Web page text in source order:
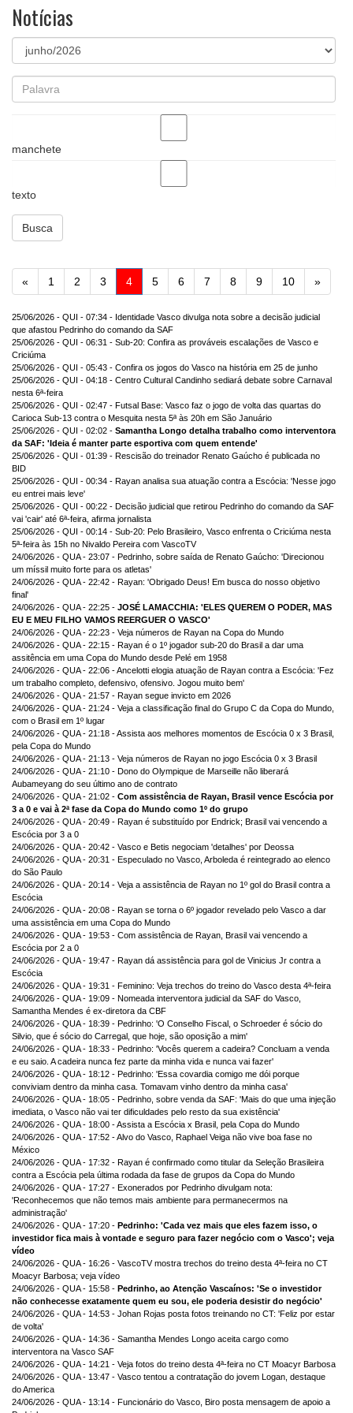
Notícias
manchete
texto
Busca
« Anterior
1 2 3 4 5 6 7 8 9 10 »
25/06/2026 - QUI - 07:34 - Identidade Vasco divulga nota sobre a decisão judicial
que afastou Pedrinho do comando da SAF
25/06/2026 - QUI - 06:31 - Sub-20: Confira as prováveis escalações de Vasco e
Criciúma
25/06/2026 - QUI - 05:43 - Confira os jogos do Vasco na história em 25 de junho
25/06/2026 - QUI - 04:18 - Centro Cultural Candinho sediará debate sobre Carnaval
nesta 6ª-feira
25/06/2026 - QUI - 02:47 - Futsal Base: Vasco faz o jogo de volta das quartas do
Carioca Sub-13 contra o Mesquita nesta 5ª às 20h em São Januário
25/06/2026 - QUI - 02:02 - Samantha Longo detalha trabalho como interventora
da SAF: 'Ideia é manter parte esportiva com quem entende'
25/06/2026 - QUI - 01:39 - Rescisão do treinador Renato Gaúcho é publicada no
BID
25/06/2026 - QUI - 00:34 - Rayan analisa sua atuação contra a Escócia: 'Nesse jogo
eu entrei mais leve'
25/06/2026 - QUI - 00:22 - Decisão judicial que retirou Pedrinho do comando da SAF
vai 'cair' até 6ª-feira, afirma jornalista
25/06/2026 - QUI - 00:14 - Sub-20: Pelo Brasileiro, Vasco enfrenta o Criciúma nesta
5ª-feira às 15h no Nivaldo Pereira com VascoTV
24/06/2026 - QUA - 23:07 - Pedrinho, sobre saída de Renato Gaúcho: 'Direcionou
um míssil muito forte para os atletas'
24/06/2026 - QUA - 22:42 - Rayan: 'Obrigado Deus! Em busca do nosso objetivo
final'
24/06/2026 - QUA - 22:25 - JOSÉ LAMACCHIA: 'ELES QUEREM O PODER, MAS
EU E MEU FILHO VAMOS REERGUER O VASCO'
24/06/2026 - QUA - 22:23 - Veja números de Rayan na Copa do Mundo
24/06/2026 - QUA - 22:15 - Rayan é o 1º jogador sub-20 do Brasil a dar uma
assitência em uma Copa do Mundo desde Pelé em 1958
24/06/2026 - QUA - 22:06 - Ancelotti elogia atuação de Rayan contra a Escócia: 'Fez
um trabalho completo, defensivo, ofensivo. Jogou muito bem'
24/06/2026 - QUA - 21:57 - Rayan segue invicto em 2026
24/06/2026 - QUA - 21:24 - Veja a classificação final do Grupo C da Copa do Mundo,
com o Brasil em 1º lugar
24/06/2026 - QUA - 21:18 - Assista aos melhores momentos de Escócia 0 x 3 Brasil,
pela Copa do Mundo
24/06/2026 - QUA - 21:13 - Veja números de Rayan no jogo Escócia 0 x 3 Brasil
24/06/2026 - QUA - 21:10 - Dono do Olympique de Marseille não liberará
Aubameyang do seu último ano de contrato
24/06/2026 - QUA - 21:02 - Com assistência de Rayan, Brasil vence Escócia por
3 a 0 e vai à 2ª fase da Copa do Mundo como 1º do grupo
24/06/2026 - QUA - 20:49 - Rayan é substituído por Endrick; Brasil vai vencendo a
Escócia por 3 a 0
24/06/2026 - QUA - 20:42 - Vasco e Betis negociam 'detalhes' por Deossa
24/06/2026 - QUA - 20:31 - Especulado no Vasco, Arboleda é reintegrado ao elenco
do São Paulo
24/06/2026 - QUA - 20:14 - Veja a assistência de Rayan no 1º gol do Brasil contra a
Escócia
24/06/2026 - QUA - 20:08 - Rayan se torna o 6º jogador revelado pelo Vasco a dar
uma assistência em uma Copa do Mundo
24/06/2026 - QUA - 19:53 - Com assistência de Rayan, Brasil vai vencendo a
Escócia por 2 a 0
24/06/2026 - QUA - 19:47 - Rayan dá assistência para gol de Vinicius Jr contra a
Escócia
24/06/2026 - QUA - 19:31 - Feminino: Veja trechos do treino do Vasco desta 4ª-feira
24/06/2026 - QUA - 19:09 - Nomeada interventora judicial da SAF do Vasco,
Samantha Mendes é ex-diretora da CBF
24/06/2026 - QUA - 18:39 - Pedrinho: 'O Conselho Fiscal, o Schroeder é sócio do
Silvio, que é sócio do Carregal, que hoje, são oposição a mim'
24/06/2026 - QUA - 18:33 - Pedrinho: 'Vocês querem a cadeira? Concluam a venda
e eu saio. A cadeira nunca fez parte da minha vida e nunca vai fazer'
24/06/2026 - QUA - 18:12 - Pedrinho: 'Essa covardia comigo me dói porque
conviviam dentro da minha casa. Tomavam vinho dentro da minha casa'
24/06/2026 - QUA - 18:05 - Pedrinho, sobre venda da SAF: 'Mais do que uma injeção
imediata, o Vasco não vai ter dificuldades pelo resto da sua existência'
24/06/2026 - QUA - 18:00 - Assista a Escócia x Brasil, pela Copa do Mundo
24/06/2026 - QUA - 17:52 - Alvo do Vasco, Raphael Veiga não vive boa fase no
México
24/06/2026 - QUA - 17:32 - Rayan é confirmado como titular da Seleção Brasileira
contra a Escócia pela última rodada da fase de grupos da Copa do Mundo
24/06/2026 - QUA - 17:27 - Exonerados por Pedrinho divulgam nota:
'Reconhecemos que não temos mais ambiente para permanecermos na
administração'
24/06/2026 - QUA - 17:20 - Pedrinho: 'Cada vez mais que eles fazem isso, o
investidor fica mais à vontade e seguro para fazer negócio com o Vasco'; veja
vídeo
24/06/2026 - QUA - 16:26 - VascoTV mostra trechos do treino desta 4ª-feira no CT
Moacyr Barbosa; veja vídeo
24/06/2026 - QUA - 15:58 - Pedrinho, ao Atenção Vascaínos: 'Se o investidor
não conhecesse exatamente quem eu sou, ele poderia desistir do negócio'
24/06/2026 - QUA - 14:53 - Johan Rojas posta fotos treinando no CT: 'Feliz por estar
de volta'
24/06/2026 - QUA - 14:36 - Samantha Mendes Longo aceita cargo como
interventora na Vasco SAF
24/06/2026 - QUA - 14:21 - Veja fotos do treino desta 4ª-feira no CT Moacyr Barbosa
24/06/2026 - QUA - 13:47 - Vasco tentou a contratação do jovem Logan, destaque
do America
24/06/2026 - QUA - 13:14 - Funcionário do Vasco, Biro posta mensagem de apoio a